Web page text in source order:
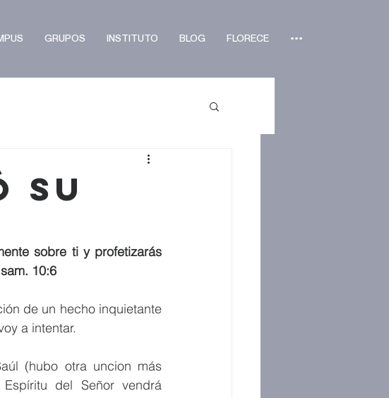
GRUPOS INSTITUTO BLOG FLORECE •••
su
sobre ti y profetizarás
10:6
de un hecho inquietante
a intentar.
(hubo otra uncion más
del Señor vendrá